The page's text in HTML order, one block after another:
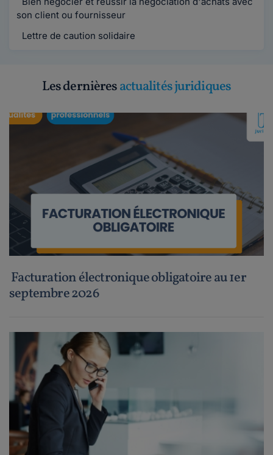
son client ou fournisseur
Lettre de caution solidaire
Les dernièresactualités juridiques
Facturation électronique obligatoire au 1er
septembre 2026